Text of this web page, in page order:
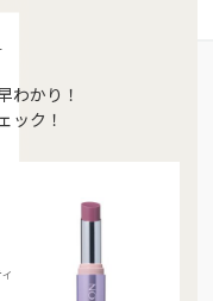
わかり！
ック！